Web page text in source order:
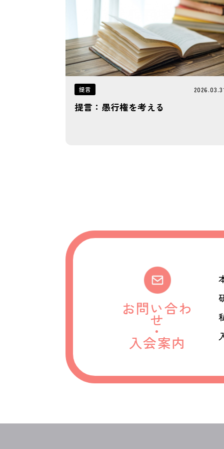
提言
提言：愚行権を考える
お問い合わ
せ
・
入会案内